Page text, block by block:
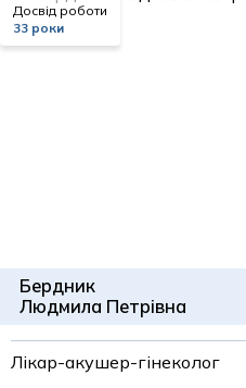
Досвід роботи
33 роки
Бердник
Людмила Петрівна
Лікар-акушер-гінеколог